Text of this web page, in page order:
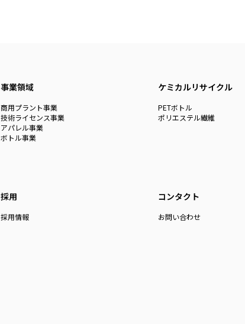
事業領域
商用プラント事業
技術ライセンス事業
アパレル事業
ボトル事業
ケミカルリサイクル
PETボトル
ポリエステル繊維
採用
採用情報
コンタクト
お問い合わせ